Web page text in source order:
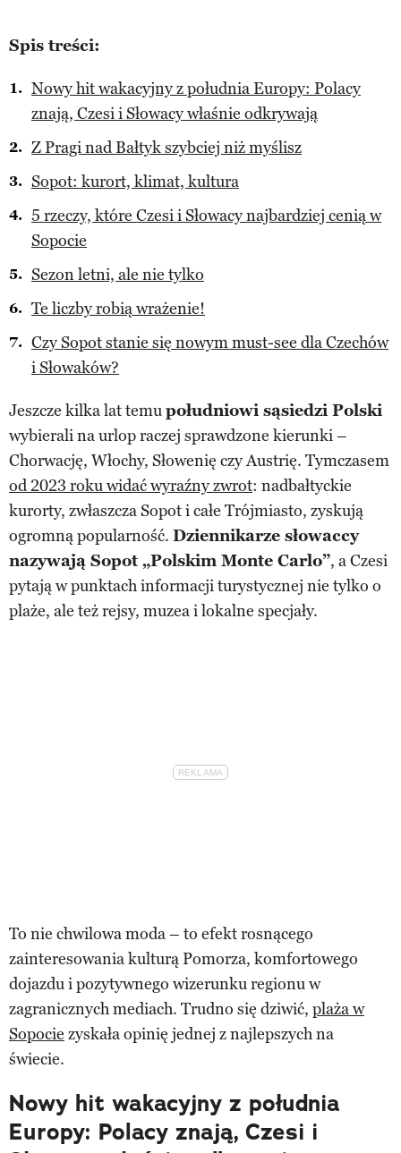
Spis treści:
Nowy hit wakacyjny z południa Europy: Polacy
znają, Czesi i Słowacy właśnie odkrywają
Z Pragi nad Bałtyk szybciej niż myślisz
Sopot: kurort, klimat, kultura
5 rzeczy, które Czesi i Słowacy najbardziej cenią w
Sopocie
Sezon letni, ale nie tylko
Te liczby robią wrażenie!
Czy Sopot stanie się nowym must-see dla Czechów
i Słowaków?
Jeszcze kilka lat temupołudniowi sąsiedzi Polski
wybierali na urlop raczej sprawdzone kierunki –
Chorwację, Włochy, Słowenię czy Austrię. Tymczasem
od 2023 roku widać wyraźny zwrot: nadbałtyckie
kurorty, zwłaszcza Sopot i całe Trójmiasto, zyskują
ogromną popularność. Dziennikarze słowaccy
nazywają Sopot „Polskim Monte Carlo”, a Czesi
pytają w punktach informacji turystycznej nie tylko o
plaże, ale też rejsy, muzea i lokalne specjały.
To nie chwilowa moda – to efekt rosnącego
zainteresowania kulturą Pomorza, komfortowego
dojazdu i pozytywnego wizerunku regionu w
zagranicznych mediach. Trudno się dziwić, plaża w
Sopocie zyskała opinię jednej z najlepszych na
świecie.
Nowy hit wakacyjny z południa
Europy: Polacy znają, Czesi i